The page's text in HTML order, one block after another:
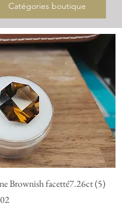
Catégories boutique
Quick View
Brownish facetté7.26ct (5)